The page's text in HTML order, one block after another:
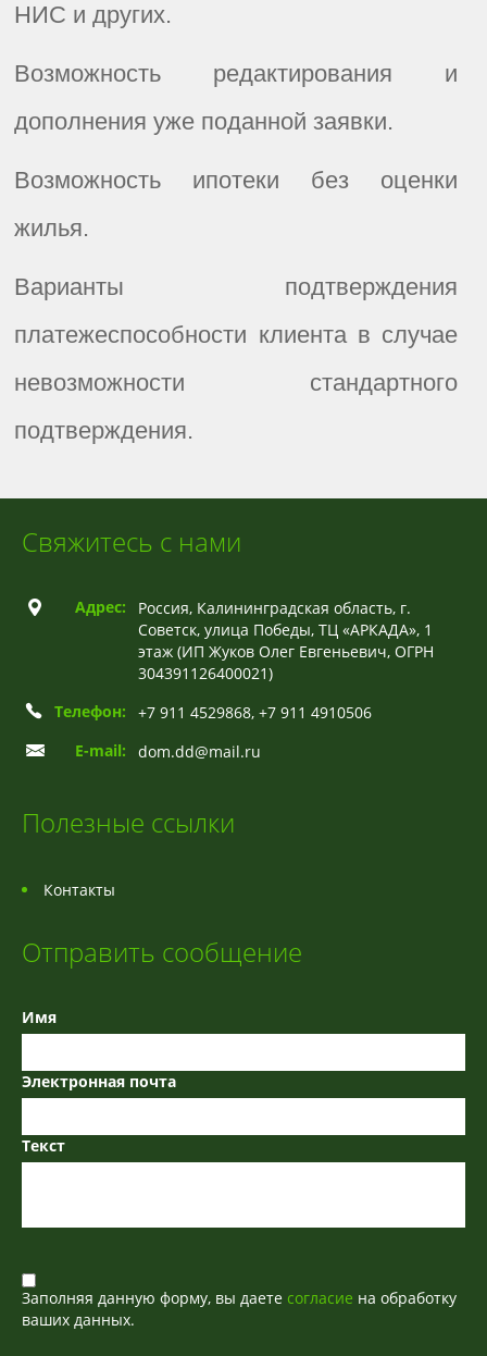
НИС и других.
Возможность редактирования и
дополнения уже поданной заявки.
Возможность ипотеки без оценки
жилья.
Варианты подтверждения
платежеспособности клиента в случае
невозможности стандартного
подтверждения.
Свяжитесь с нами
Адрес:
Россия, Калининградская область, г.
Советск, улица Победы, ТЦ «АРКАДА», 1
этаж (ИП Жуков Олег Евгеньевич, ОГРН
304391126400021)
Телефон:
+7 911 4529868, +7 911 4910506
E-mail:
dom.dd@mail.ru
Полезные ссылки
Контакты
Отправить сообщение
Имя
Электронная почта
Текст
Заполняя данную форму, вы даете согласие на обработку
ваших данных.